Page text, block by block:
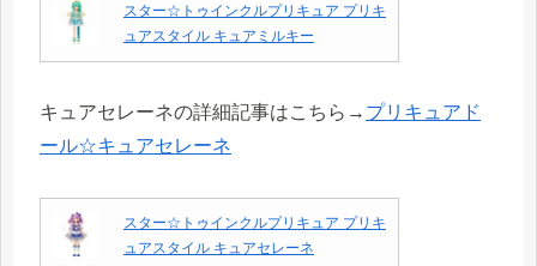
スター☆トゥインクルプリキュア プリキ
ュアスタイル キュアミルキー
キュアセレーネの詳細記事はこちら→ プリキュアド
ール☆キュアセレーネ
スター☆トゥインクルプリキュア プリキ
ュアスタイル キュアセレーネ